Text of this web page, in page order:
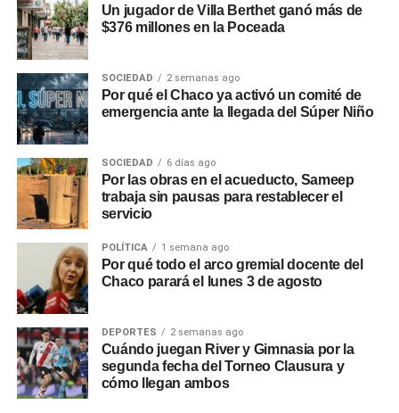
Un jugador de Villa Berthet ganó más de
$376 millones en la Poceada
SOCIEDAD 2 semanas ago
Por qué el Chaco ya activó un comité de
emergencia ante la llegada del Súper Niño
SOCIEDAD 6 días ago
Por las obras en el acueducto, Sameep
trabaja sin pausas para restablecer el
servicio
POLÍTICA 1 semana ago
Por qué todo el arco gremial docente del
Chaco parará el lunes 3 de agosto
DEPORTES 2 semanas ago
Cuándo juegan River y Gimnasia por la
segunda fecha del Torneo Clausura y
cómo llegan ambos